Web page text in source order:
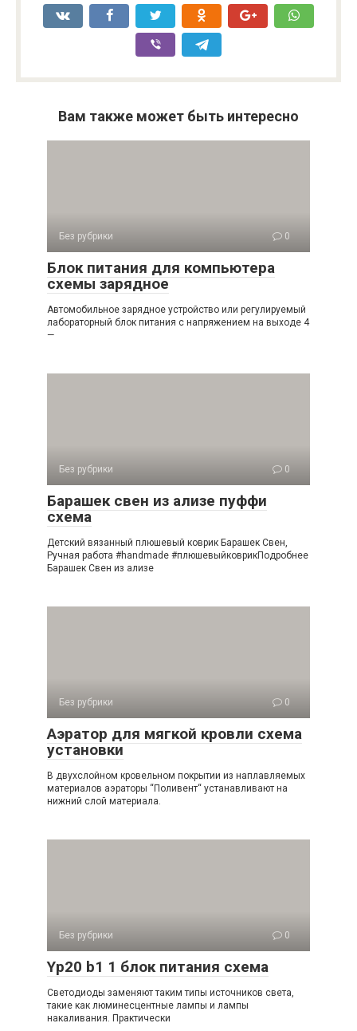
Вам также может быть интересно
Без рубрики 0
Блок питания для компьютера
схемы зарядное
Автомобильное зарядное устройство или регулируемый
лабораторный блок питания с напряжением на выходе 4
—
Без рубрики 0
Барашек свен из ализе пуффи
схема
Детский вязанный плюшевый коврик Барашек Свен,
Ручная работа #handmade #плюшевыйковрикПодробнее
Барашек Свен из ализе
Без рубрики 0
Аэратор для мягкой кровли схема
установки
В двухслойном кровельном покрытии из наплавляемых
материалов аэраторы “Поливент“ устанавливают на
нижний слой материала.
Без рубрики 0
Yp20 b1 1 блок питания схема
Светодиоды заменяют таким типы источников света,
такие как люминесцентные лампы и лампы
накаливания. Практически